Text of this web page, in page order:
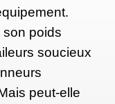
poids
soucieux
peut-elle